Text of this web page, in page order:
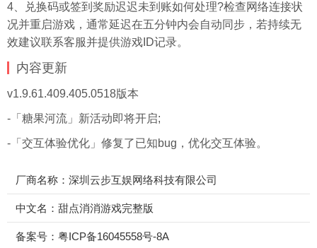
4、兑换码或签到奖励迟迟未到账如何处理?检查网络连接状
况并重启游戏，通常延迟在五分钟内会自动同步，若持续无
效建议联系客服并提供游戏ID记录。
内容更新
v1.9.61.409.405.0518版本
-「糖果河流」新活动即将开启;
-「交互体验优化」修复了已知bug，优化交互体验。
厂商名称：深圳云步互娱网络科技有限公司
中文名：甜点消消游戏完整版
备案号：粤ICP备16045558号-8A